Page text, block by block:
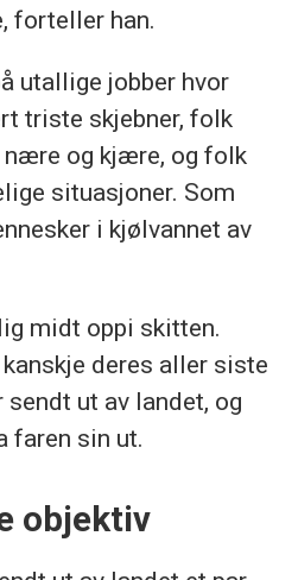
forteller han.
utallige jobber hvor
triste skjebner, folk
og kjære, og folk
situasjoner. Som
i kjølvannet av
midt oppi skitten.
deres aller siste
ut av landet, og
faren sin ut.
objektiv